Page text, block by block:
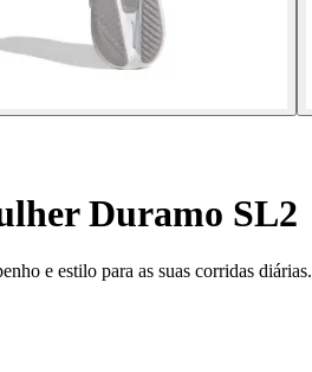
Duramo SL2
e estilo para as suas corridas diárias.